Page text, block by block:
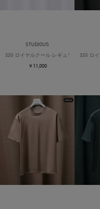
STUDIOUS
32G ロイヤルクール レギュラーTシャツ
￥11,000
32G ロ